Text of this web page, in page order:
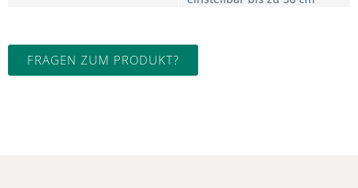
FRAGEN ZUM PRODUKT?